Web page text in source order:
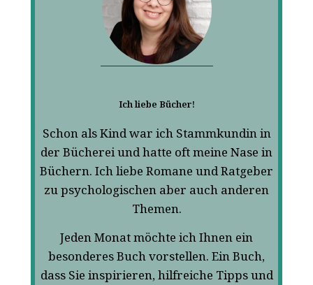
Ich liebe Bücher!
Schon als Kind war ich Stammkundin in
der Bücherei und hatte oft meine Nase in
Büchern. Ich liebe Romane und Ratgeber
zu psychologischen aber auch anderen
Themen.
Jeden Monat möchte ich Ihnen ein
besonderes Buch vorstellen. Ein Buch,
dass Sie inspirieren, hilfreiche Tipps und